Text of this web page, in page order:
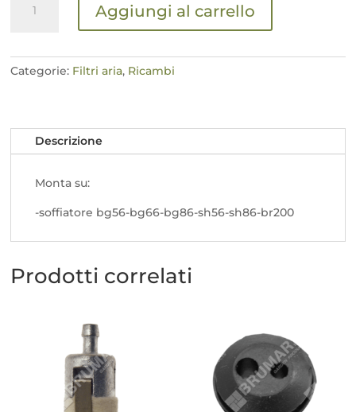
Aggiungi al carrello
Categorie: Filtri aria, Ricambi
Descrizione
Monta su:
-soffiatore bg56-bg66-bg86-sh56-sh86-br200
Prodotti correlati